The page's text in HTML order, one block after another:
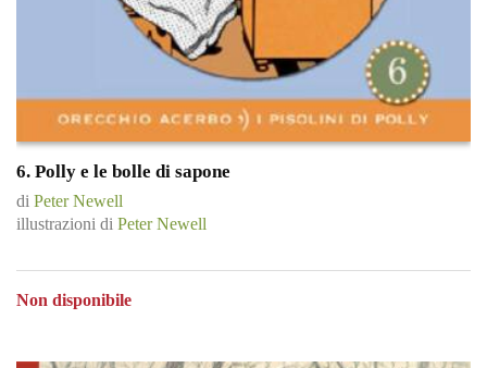
6. Polly e le bolle di sapone
di Peter Newell
illustrazioni di Peter Newell
Non disponibile